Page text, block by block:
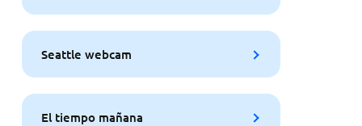
Seattle webcam
El tiempo mañana